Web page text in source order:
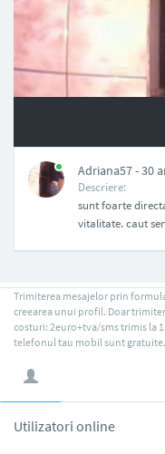
Adriana57 - 30
Descriere:
sunt foarte
vitalitate. caut
Trimiterea mesajelor prin
creearea unui profil. Doar
costuri: 2euro+tva/sms trimis la
telefonul tau mobil sunt gratuite.
Utilizatori online